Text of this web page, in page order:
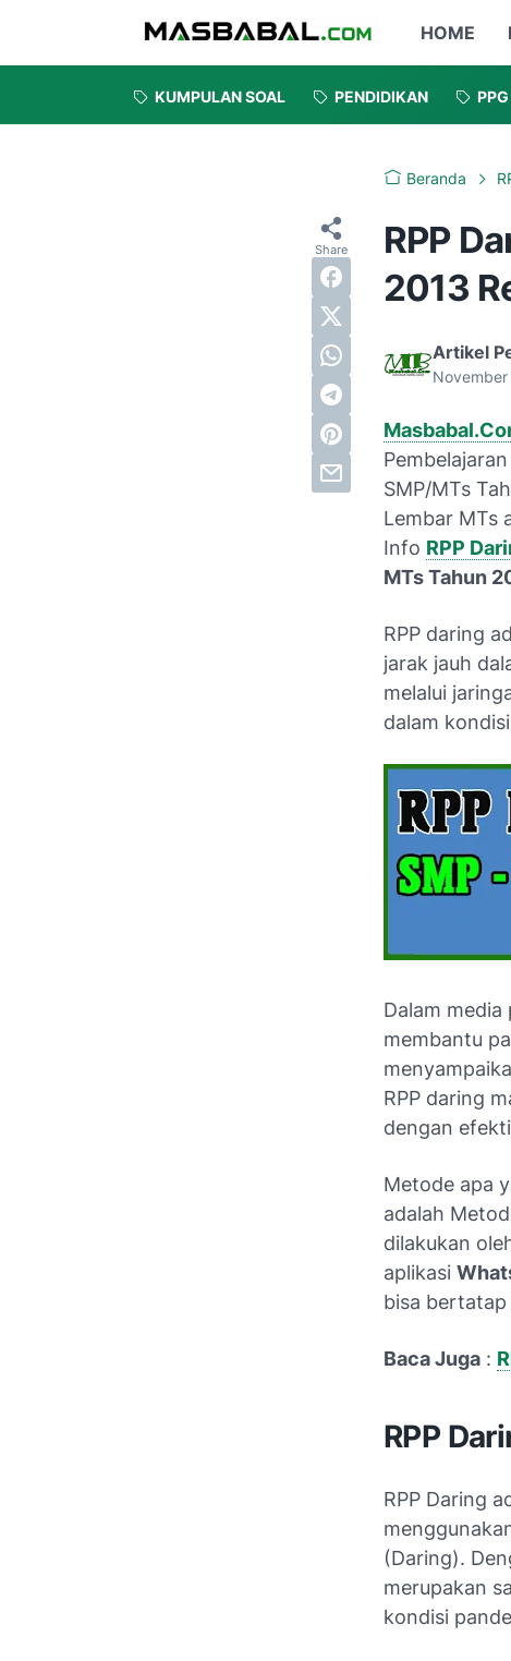
HOME
KUMPULAN SOAL PENDIDIKAN
Beranda
RPP
2013
Artikel
SMP/MTs
Lembar MTs
Info RPP
MTs Tahun
RPP daring
jarak jauh
melalui
dalam
Dalam
membantu
RPP daring
dengan
Metode apa
adalah
dilakukan
aplikasi
bisa bertatap
Baca Juga :
RPP
RPP Daring
(Daring).
merupakan
kondisi